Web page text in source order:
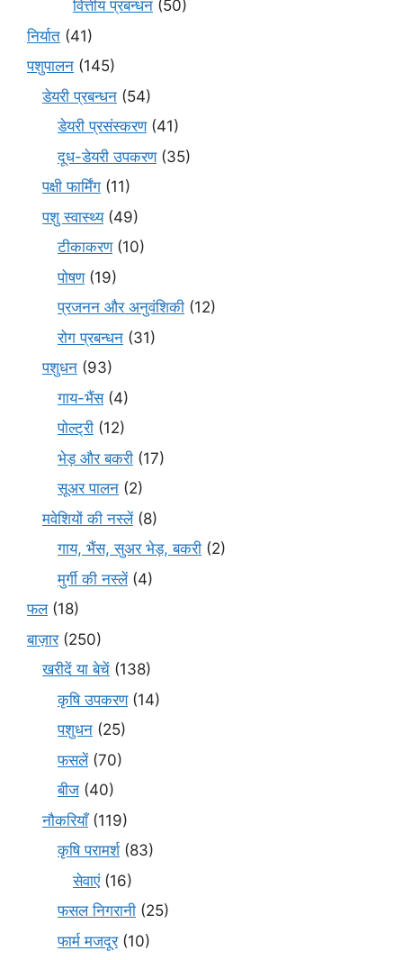
वित्तीय प्रबन्धन (50)
निर्यात (41)
पशुपालन (145)
डेयरी प्रबन्धन (54)
डेयरी प्रसंस्करण(41)
दूध-डेयरी उपकरण(35)
पक्षी फार्मिंग (11)
पशु स्वास्थ्य(49)
टीकाकरण(10)
पोषण(19)
प्रजनन और अनुवंशिकी (12)
रोग प्रबन्धन (31)
पशुधन (93)
गाय-भैंस(4)
पोल्ट्री (12)
भेड़ और बकरी (17)
सूअर पालन (2)
मवेशियों की नस्लें(8)
गाय, भैंस, सुअर भेड़, बकरी (2)
मुर्गी की नस्लें(4)
फल(18)
बाज़ार(250)
खरीदें या बेचें (138)
कृषि उपकरण(14)
पशुधन (25)
फसलें(70)
बीज (40)
नौकरियाँ(119)
कृषि परामर्श(83)
सेवाएं(16)
फसल निगरानी (25)
फार्म मजदूर(10)